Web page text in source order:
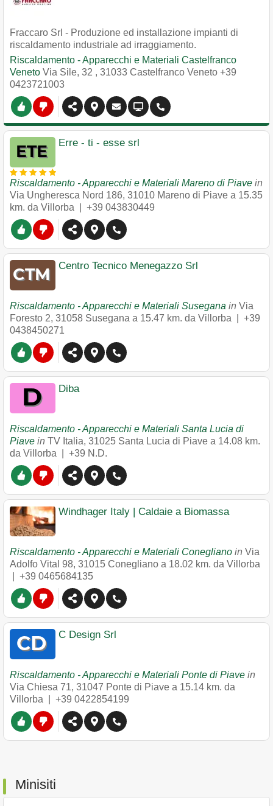
Fraccaro Srl - Produzione ed installazione impianti di
riscaldamento industriale ad irraggiamento.
Riscaldamento - Apparecchi e Materiali Castelfranco
Veneto Via Sile, 32 , 31033 Castelfranco Veneto +39
0423721003
Erre - ti - esse srl
Riscaldamento - Apparecchi e Materiali Mareno di Piave in
Via Ungheresca Nord 186, 31010 Mareno di Piave a 15.35
km. da Villorba | +39 043830449
Centro Tecnico Menegazzo Srl
Riscaldamento - Apparecchi e Materiali Susegana in Via
Foresto 2, 31058 Susegana a 15.47 km. da Villorba | +39
0438450271
Diba
Riscaldamento - Apparecchi e Materiali Santa Lucia di
Piave in TV Italia, 31025 Santa Lucia di Piave a 14.08 km.
da Villorba | +39 N.D.
Windhager Italy | Caldaie a Biomassa
Riscaldamento - Apparecchi e Materiali Conegliano in Via
Adolfo Vital 98, 31015 Conegliano a 18.02 km. da Villorba
+39 0465684135
C Design Srl
Riscaldamento - Apparecchi e Materiali Ponte di Piave in
Via Chiesa 71, 31047 Ponte di Piave a 15.14 km. da
Villorba | +39 0422854199
Minisiti